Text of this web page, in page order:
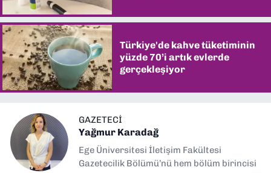
Türkiye'de kahve tüketiminin
yüzde 70’i artık evlerde
gerçekleşiyor
GAZETECI
Yağmur Karadağ
Ege Üniversitesi İletişim Fakültesi
Gazetecilik Bölümü’nü hem bölüm birincisi